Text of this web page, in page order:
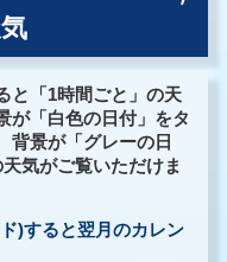
と「1時間ごと」の天
が「白色の日付」をタ
背景が「グレーの日
気がご覧いただけま
)すると翌月のカレン